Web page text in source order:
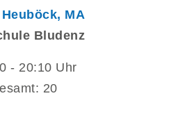
MA
Bludenz
- 20:10 Uhr
20